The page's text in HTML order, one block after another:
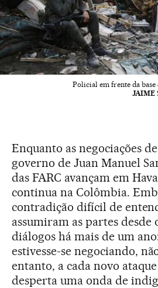
Policial em frente da base
JAIME
Enquanto as negociações
governo de Juan Manuel
das FARC avançam em
continua na Colômbia.
contradição difícil de
assumiram as partes desde
diálogos há mais de um
estivesse-se negociando,
entanto, a cada novo
desperta uma onda de